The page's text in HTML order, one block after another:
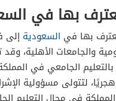
بها في
بها في السعودية إلى
والجامعات الأهلية، وقد
الجامعي في
السعودية عام 1395 هجريًا، لتتولى